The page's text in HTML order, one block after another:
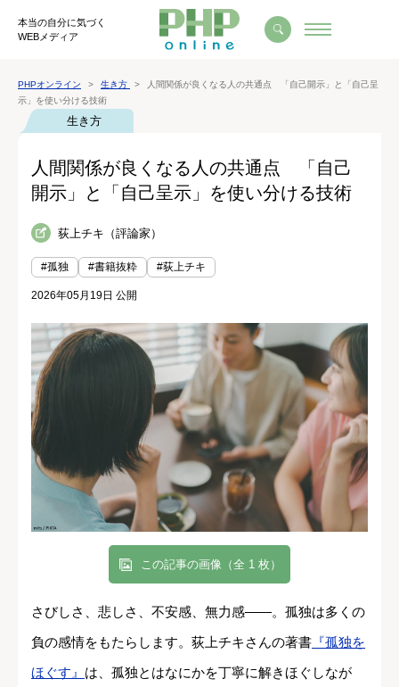
本当の自分に気づく
WEBメディア
PHPオンライン 生き方
人間関係が良くなる人の共通点 「自己開示」と「自己呈
示」を使い分ける技術
生き方
人間関係が良くなる人の共通点 「自己
開示」と「自己呈示」を使い分ける技術
荻上チキ（評論家）
#孤独 #書籍抜粋 #荻上チキ
2026年05月19日 公開
この記事の画像（全 1 枚）
さびしさ、悲しさ、不安感、無力感――。孤独は多くの
負の感情をもたらします。荻上チキさんの著書 『孤独を
ほぐす』 は、孤独とはなにかを丁寧に解きほぐしなが